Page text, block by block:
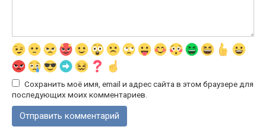
Сохранить моё имя, email и адрес сайта в этом браузере для
последующих моих комментариев.